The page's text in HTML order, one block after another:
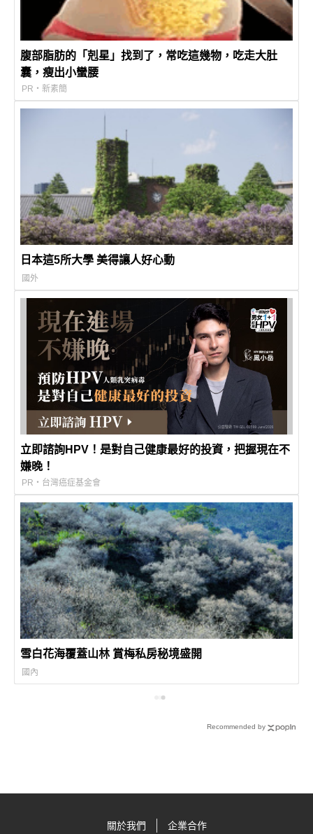
腹部脂肪的「剋星」找到了，常吃這幾物，吃走大肚
囊，瘦出小蠻腰
PR・新素簡
日本這5所大學 美得讓人好心動
國外
立即諮詢HPV！是對自己健康最好的投資，把握現在不
嫌晚！
PR・台灣癌症基金會
雪白花海覆蓋山林 賞梅私房秘境盛開
國內
Recommended by
關於我們 企業合作